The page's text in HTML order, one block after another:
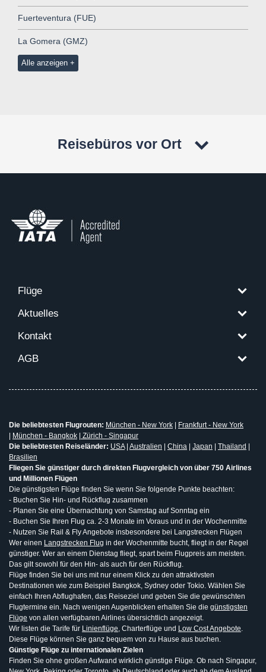
Fuerteventura (FUE)
La Gomera (GMZ)
Alle anzeigen
Reisebüros vor Ort
Flüge
Aktuelles
Kontakt
AGB
Die beliebtesten Flugrouten: München - New York
Frankfurt - New York
München - Bangkok
Zürich - Singapur
Die beliebtesten Reiseländer: USA| Australien China Japan Thailand
Brasilien
Fliegen Sie günstiger durch direkten Flugvergleich von über 750 Airlines
und Millionen Flügen
Die günstigsten Flüge finden Sie wenn Sie folgende Punkte beachten:
- Buchen Sie Hin- und Rückflug zusammen
- Planen Sie eine Übernachtung von Samstag auf Sonntag ein
- Buchen Sie Ihren Flug ca. 2-3 Monate im Voraus und in der Wochenmitte
- Nutzen Sie Rail & Fly Angebote insbesondere bei Langstrecken Flügen
Wer einen Langstrecken Flug in der Wochenmitte bucht, fliegt in der Regel
günstiger. Wer an einem Dienstag fliegt, spart beim Flugpreis am meisten.
Das gilt sowohl für den Hin- als auch für den Rückflug.
Flüge finden Sie bei uns mit nur einem Klick zu den attraktivsten
Destinationen wie zum Beispiel Bangkok, Sydney oder Tokio. Wählen Sie
einfach Ihren Abflughafen, das Reiseziel und geben Sie die gewünschten
Flugtermine ein. Nach wenigen Augenblicken erhalten Sie die günstigsten
Flüge von allen verfügbaren Airlines übersichtlich angezeigt.
Wir listen die Tarife für Linienflüge, Charterflüge und Low Cost Angebote.
Diese Flüge können Sie ganz bequem von zu Hause aus buchen.
Günstige Flüge zu internationalen Zielen
Finden Sie ohne großen Aufwand wirklich günstige Flüge. Ob nach Singapur,